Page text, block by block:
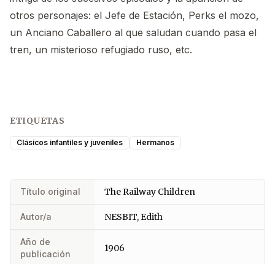
otros personajes: el Jefe de Estación, Perks el mozo,
un Anciano Caballero al que saludan cuando pasa el
tren, un misterioso refugiado ruso, etc.
ETIQUETAS
Clásicos infantiles y juveniles Hermanos
Título original The Railway Children
Autor/a NESBIT, Edith
Año de
publicación
1906